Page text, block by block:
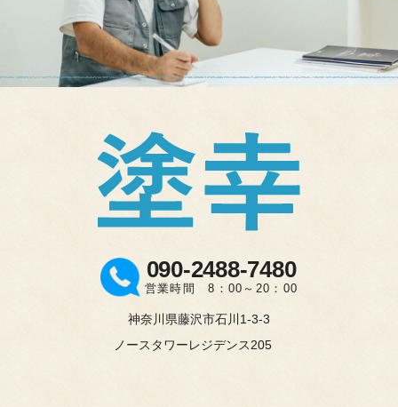
090-2488-7480
営業時間 8：00～20：00
神奈川県藤沢市石川1-3-3
ノースタワーレジデンス205